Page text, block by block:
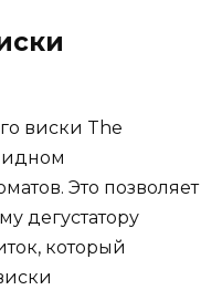
виски The
Это позволяет
дегустатору
который